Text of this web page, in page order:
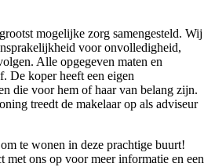
mogelijke zorg samengesteld. Wij
voor onvolledigheid,
Alle opgegeven maten en
De koper heeft een eigen
die voor hem of haar van belang zijn.
treedt de makelaar op als adviseur
te wonen in deze prachtige buurt!
met ons op voor meer informatie en een